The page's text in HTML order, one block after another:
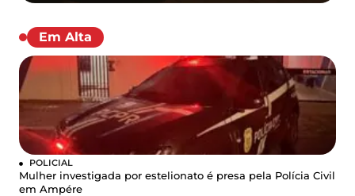
Em Alta
POLICIAL
Mulher investigada por estelionato é presa pela Polícia Civil
em Ampére